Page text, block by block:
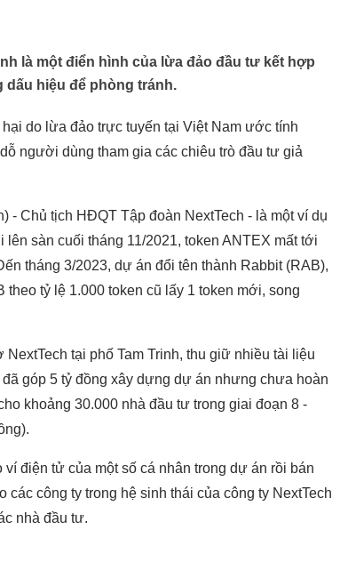
là một điển hình của lừa đảo đầu tư kết hợp
dấu hiệu để phòng tránh.
do lừa đảo trực tuyến tại Việt Nam ước tính
người dùng tham gia các chiêu trò đầu tư giả
- Chủ tịch HĐQT Tập đoàn NextTech - là một ví dụ
sàn cuối tháng 11/2021, token ANTEX mất tới
tháng 3/2023, dự án đổi tên thành Rabbit (RAB),
tỷ lệ 1.000 token cũ lấy 1 token mới, song
tại phố Tam Trinh, thu giữ nhiều tài liệu
góp 5 tỷ đồng xây dựng dự án nhưng chưa hoàn
khoảng 30.000 nhà đầu tư trong giai đoạn 8 -
điện tử của một số cá nhân trong dự án rồi bán
công ty trong hệ sinh thái của công ty NextTech
nhà đầu tư.